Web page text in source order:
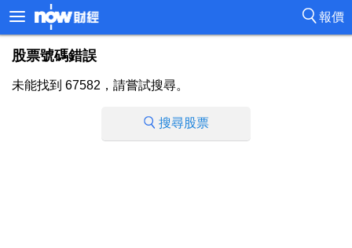
報價
股票號碼錯誤
未能找到 67582，請嘗試搜尋。
搜尋股票